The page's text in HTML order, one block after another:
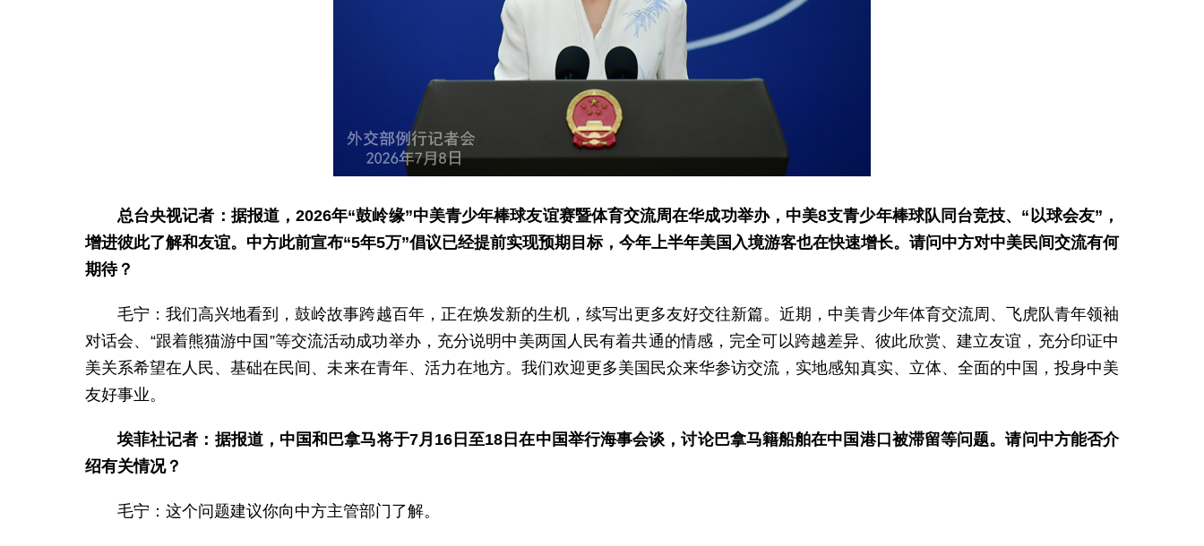
总台央视记者：据报道，2026年“鼓岭缘”中美青少年棒球友谊赛暨体育交流周在华成功举办，中美8支青少年棒球队同台竞技、“以球会友”，
增进彼此了解和友谊。中方此前宣布“5年5万”倡议已经提前实现预期目标，今年上半年美国入境游客也在快速增长。请问中方对中美民间交流有何
期待？
毛宁：我们高兴地看到，鼓岭故事跨越百年，正在焕发新的生机，续写出更多友好交往新篇。近期，中美青少年体育交流周、飞虎队青年领袖
对话会、“跟着熊猫游中国”等交流活动成功举办，充分说明中美两国人民有着共通的情感，完全可以跨越差异、彼此欣赏、建立友谊，充分印证中
美关系希望在人民、基础在民间、未来在青年、活力在地方。我们欢迎更多美国民众来华参访交流，实地感知真实、立体、全面的中国，投身中美
友好事业。
埃菲社记者：据报道，中国和巴拿马将于7月16日至18日在中国举行海事会谈，讨论巴拿马籍船舶在中国港口被滞留等问题。请问中方能否介
绍有关情况？
毛宁：这个问题建议你向中方主管部门了解。